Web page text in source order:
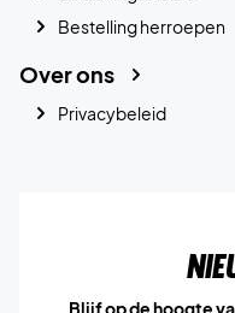
Bestelling herroepen
Over ons
Privacybeleid
Blijf op de hoogte